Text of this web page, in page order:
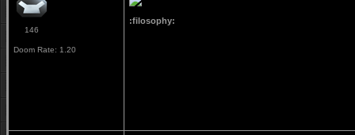
146
Doom Rate: 1.20
:filosophy: